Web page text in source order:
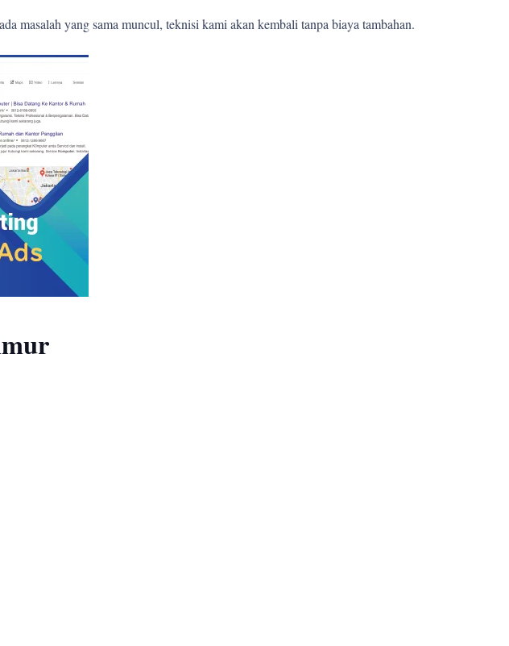
masalah yang sama muncul, teknisi kami akan kembali tanpa biaya tambahan.